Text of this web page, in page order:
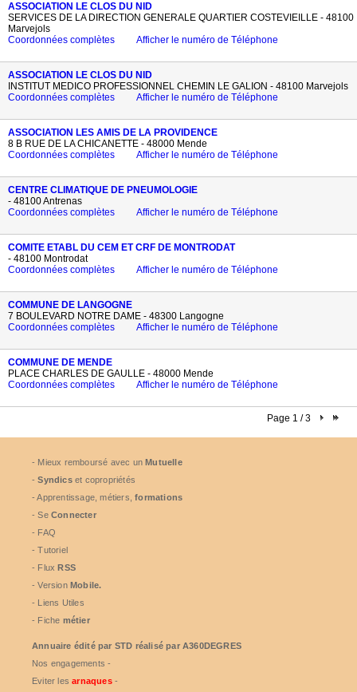
ASSOCIATION LE CLOS DU NID
SERVICES DE LA DIRECTION GENERALE QUARTIER COSTEVIEILLE - 48100
Marvejols
Coordonnées complètes
Afficher le numéro de Téléphone
ASSOCIATION LE CLOS DU NID
INSTITUT MEDICO PROFESSIONNEL CHEMIN LE GALION - 48100 Marvejols
Coordonnées complètes
Afficher le numéro de Téléphone
ASSOCIATION LES AMIS DE LA PROVIDENCE
8 B RUE DE LA CHICANETTE - 48000 Mende
Coordonnées complètes
Afficher le numéro de Téléphone
CENTRE CLIMATIQUE DE PNEUMOLOGIE
- 48100 Antrenas
Coordonnées complètes
Afficher le numéro de Téléphone
COMITE ETABL DU CEM ET CRF DE MONTRODAT
- 48100 Montrodat
Coordonnées complètes
Afficher le numéro de Téléphone
COMMUNE DE LANGOGNE
7 BOULEVARD NOTRE DAME - 48300 Langogne
Coordonnées complètes
Afficher le numéro de Téléphone
COMMUNE DE MENDE
PLACE CHARLES DE GAULLE - 48000 Mende
Coordonnées complètes
Afficher le numéro de Téléphone
Page 1 / 3
- Mieux remboursé avec unMutuelle
-Syndicset copropriétés
- Apprentissage, métiers,formations
- Se Connecter
- FAQ
- Tutoriel
- FluxRSS
- Version Mobile.
- Liens Utiles
- Fiche métier
Annuaire édité par STD réalisé par A360DEGRES
Nos engagements -
Eviter lesarnaques-